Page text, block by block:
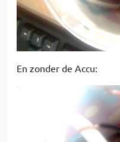
En zonder de Accu: